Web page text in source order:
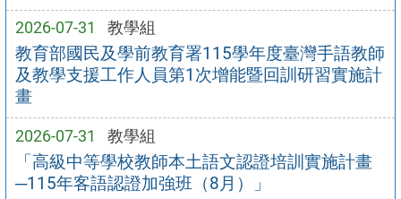
2026-07-31 教學組
教育部國民及學前教育署115學年度臺灣手語教師
及教學支援工作人員第1次增能暨回訓研習實施計
畫
2026-07-31 教學組
「高級中等學校教師本土語文認證培訓實施計畫
─115年客語認證加強班（8月）」